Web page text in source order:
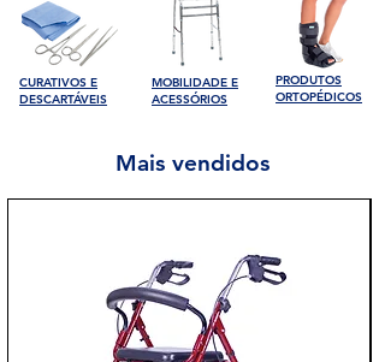
CURATIVOS E
DESCARTÁVEIS
MOBILIDADE E
ACESSÓRIOS
PRODUTOS
ORTOPÉDICOS
Mais vendidos